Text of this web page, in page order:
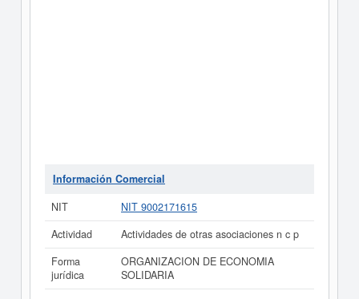
Información Comercial
NIT
NIT 9002171615
Actividad
Actividades de otras asociaciones n c p
Forma
jurídica
ORGANIZACION DE ECONOMIA
SOLIDARIA